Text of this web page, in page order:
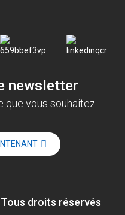
newsletter
que vous souhaitez
droits réservés